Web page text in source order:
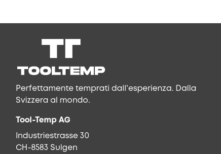
Perfettamente temprati dall'esperienza. Dalla
Svizzera al mondo.
Tool-Temp AG
Industriestrasse 30
CH-8583 Sulgen